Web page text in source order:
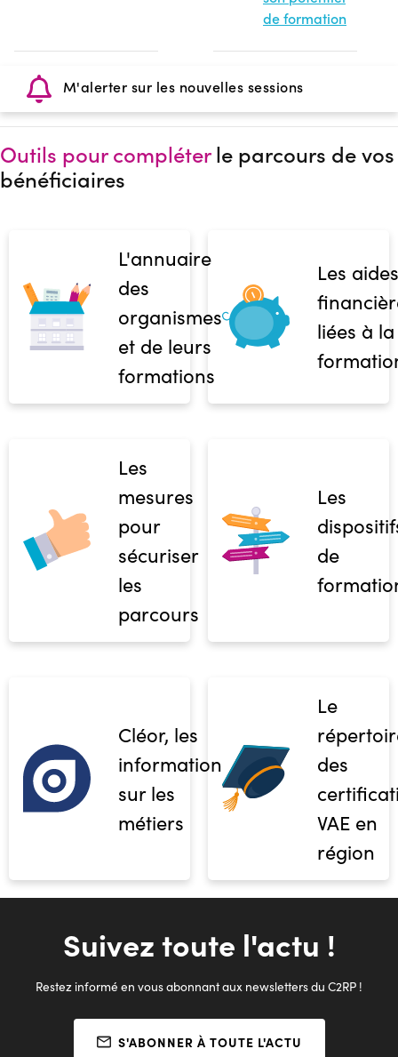
de formation
M'alerter sur les nouvelles sessions
Outils pour compléterle parcours de vos
bénéficiaires
L'annuaire
des
organismes
et de leurs
formations
Les aides
liées à la
Les
mesures
pour
sécuriser
les
parcours
Les
de
Cléor, les
informations
sur les
métiers
Le
des
VAE en
région
Suivez toute l'actu !
Restez informé en vous abonnant aux newsletters du C2RP !
S'ABONNER À TOUTE L'ACTU